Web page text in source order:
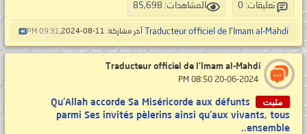
تعليقات: 0 المشاهدات: 85,698
Traducteur officiel de l'Imam al-Mahdi آخر مشاركة: 11-08-2024, 09:31 PM
Traducteur officiel de l'Imam al-Mahdi
مثبت
Qu'Allah accorde Sa Miséricorde aux défunts
parmi Ses invités pèlerins ainsi qu'aux vivants, tous
ensemble..